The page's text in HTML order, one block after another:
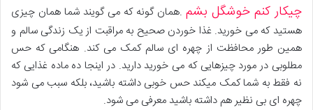
چیکار کنم خوشگل بشم .همان گونه که می گویند شما همان چیزی
هستید که می خورید. غذا خوردن صحیح به مراقبت از یک زندگی سالم و
همین طور محافظت از چهره ای سالم کمک می کند. هنگامی که حس
مطلوبی در مورد چیزهایی که می خورید دارید. در اینجا ده ماده غذایی که
نه فقط به شما کمک میکند حس خوبی داشته باشید، بلکه سبب می شود
چهره ای بی نظیر هم داشته باشید معرفی می شود.